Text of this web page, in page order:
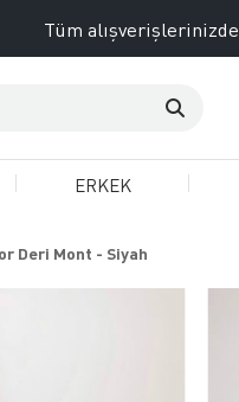
Tüm alışverişlerinizde
ERKEK
Deri Mont - Siyah